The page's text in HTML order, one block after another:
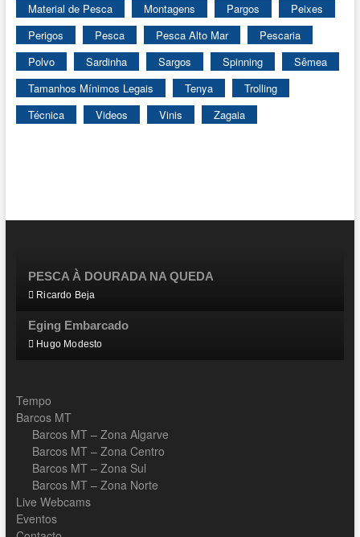
Material de Pesca
Montagens Pargos
Peixes
Perigos
Pesca Pesca Alto Mar
Pescaria
Polvo
Sardinha Sargos Spinning
Sêmea
Tamanhos Mínimos Legais
Tenya
Trolling
Técnica
Videos Vinis Zagaia
PESCA À DOURADA NA QUEDA
Ricardo Beja
Eging Embarcado
Hugo Modesto
Tempo
Barcos MT
Barcos MT – Zona Algarve
Barcos MT – Zona Centro
Barcos MT – Zona Sul
Barcos MT – Zona Norte
Live Webcams
Eventos